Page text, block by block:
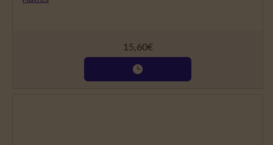
15,60€